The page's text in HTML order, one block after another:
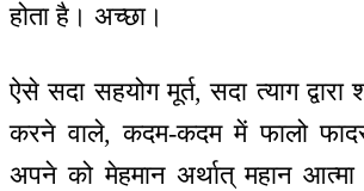
होता है। अच्छा।
ऐसे सदा सहयोग मूर्त, सदा त्याग
करने वाले, कदम-कदम में फालो
अपने को मेहमान अर्थात् महान